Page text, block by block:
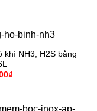
khí NH3, H2S bằng
₫